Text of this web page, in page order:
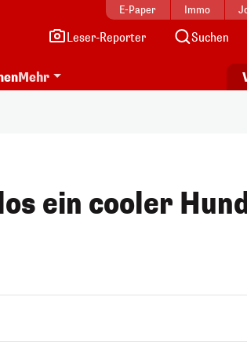
E-Paper Immo
Leser-Reporter Suchen
Mehr
ein cooler